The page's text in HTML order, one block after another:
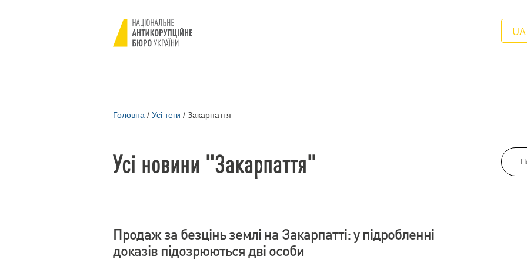
UA
Головна / Усі теги / Закарпаття
Усі новини "Закарпаття"
Продаж за безцінь землі на Закарпатті: у підробленні
доказів підозрюються дві особи